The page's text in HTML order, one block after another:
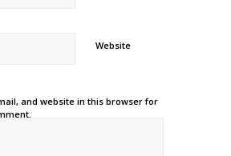
Website
and website in this browser for